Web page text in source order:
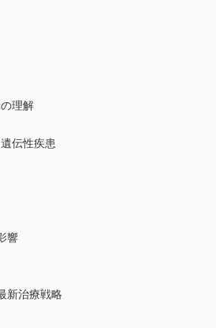
理解
伝性疾患
響
新治療戦略